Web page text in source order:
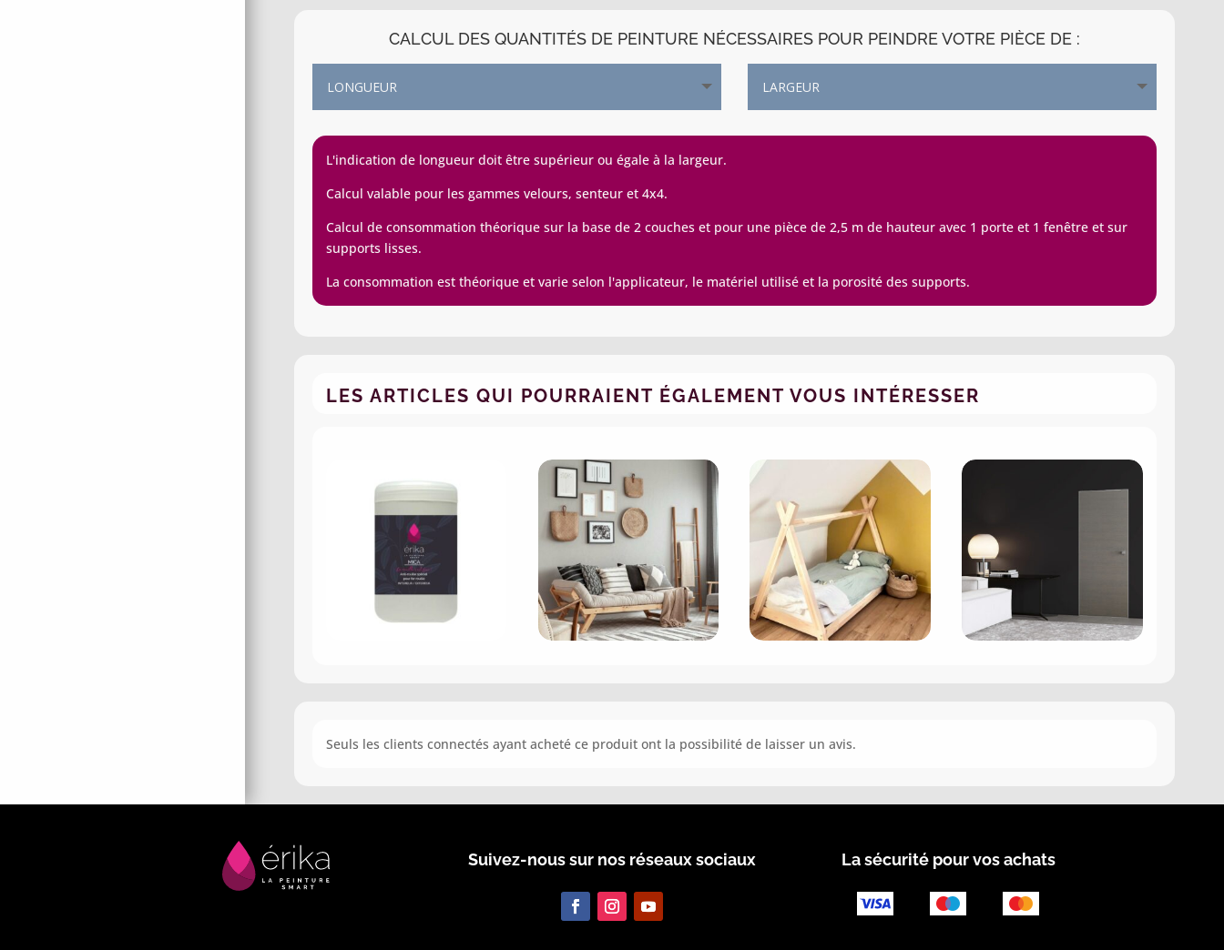
CALCUL DES QUANTITÉS DE PEINTURE NÉCESSAIRES POUR PEINDRE VOTRE PIÈCE DE :
L'indication de longueur doit être supérieur ou égale à la largeur.
Calcul valable pour les gammes velours, senteur et 4x4.
Calcul de consommation théorique sur la base de 2 couches et pour une pièce de 2,5 m de hauteur avec 1 porte et 1 fenêtre et sur
supports lisses.
La consommation est théorique et varie selon l'applicateur, le matériel utilisé et la porosité des supports.
LES ARTICLES QUI POURRAIENT ÉGALEMENT VOUS INTÉRESSER
Seuls les clients connectés ayant acheté ce produit ont la possibilité de laisser un avis.
Suivez-nous sur nos réseaux sociaux La sécurité pour vos achats